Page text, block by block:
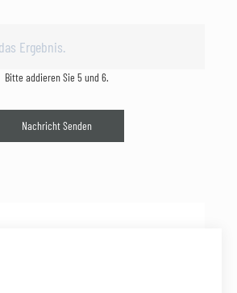
Bitte addieren Sie 5 und 6.
Nachricht Senden